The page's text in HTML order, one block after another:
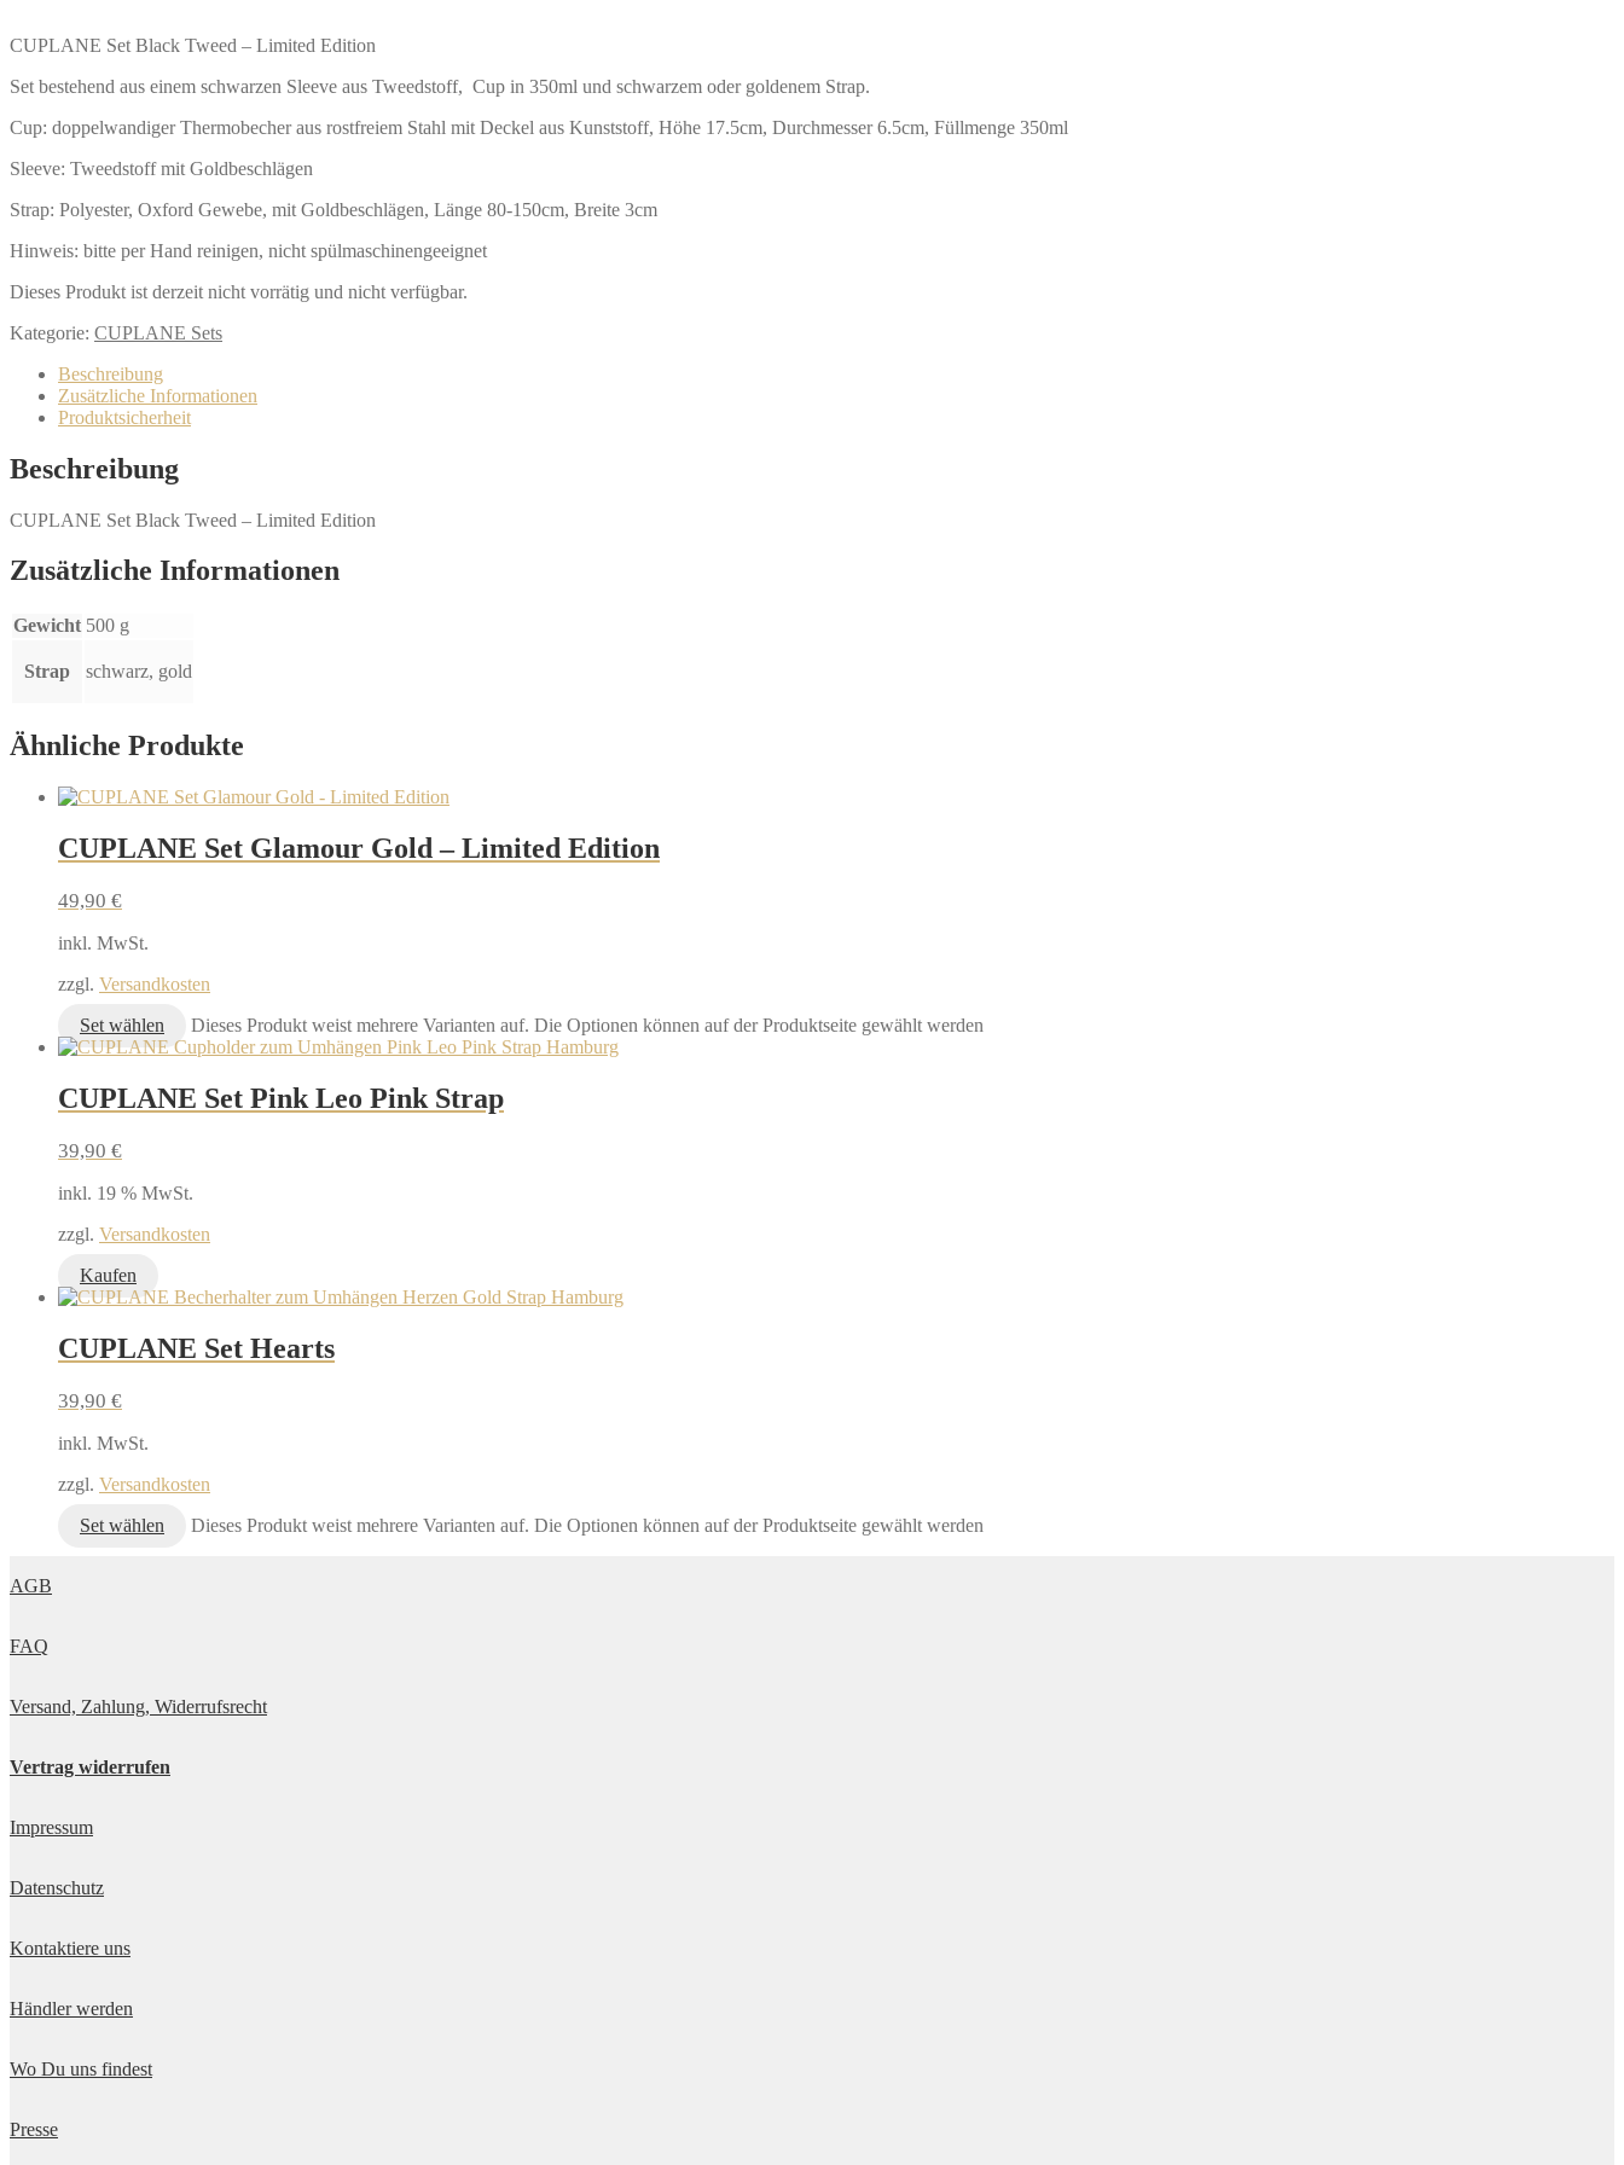
CUPLANE Set Black Tweed – Limited Edition
Set bestehend aus einem schwarzen Sleeve aus Tweedstoff, Cup in 350ml und schwarzem oder goldenem Strap.
Cup: doppelwandiger Thermobecher aus rostfreiem Stahl mit Deckel aus Kunststoff, Höhe 17.5cm, Durchmesser 6.5cm, Füllmenge 350ml
Sleeve: Tweedstoff mit Goldbeschlägen
Strap: Polyester, Oxford Gewebe, mit Goldbeschlägen, Länge 80-150cm, Breite 3cm
Hinweis: bitte per Hand reinigen, nicht spülmaschinengeeignet
Dieses Produkt ist derzeit nicht vorrätig und nicht verfügbar.
Kategorie: CUPLANE Sets
Beschreibung
Zusätzliche Informationen
Produktsicherheit
Beschreibung
CUPLANE Set Black Tweed – Limited Edition
Zusätzliche Informationen
Gewicht 500 g
Strap schwarz, gold
Ähnliche Produkte
CUPLANE Set Glamour Gold – Limited Edition
49,90 €
inkl. MwSt.
zzgl. Versandkosten
Set wählen
Dieses Produkt weist mehrere Varianten auf. Die Optionen können auf der Produktseite gewählt werden
CUPLANE Set Pink Leo Pink Strap
39,90 €
inkl. 19 % MwSt.
zzgl. Versandkosten
Kaufen
CUPLANE Set Hearts
39,90 €
inkl. MwSt.
zzgl. Versandkosten
Set wählen
Dieses Produkt weist mehrere Varianten auf. Die Optionen können auf der Produktseite gewählt werden
AGB
FAQ
Versand, Zahlung, Widerrufsrecht
Vertrag widerrufen
Impressum
Datenschutz
Kontaktiere uns
Händler werden
Wo Du uns findest
Presse